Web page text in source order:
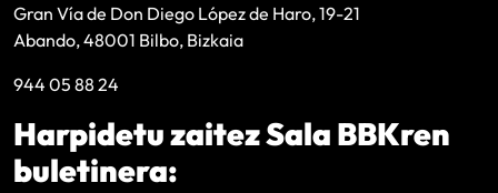
Gran Vía de Don Diego López de Haro, 19-21
Abando, 48001 Bilbo, Bizkaia
944 05 88 24
Harpidetu zaitez Sala BBKren
buletinera: